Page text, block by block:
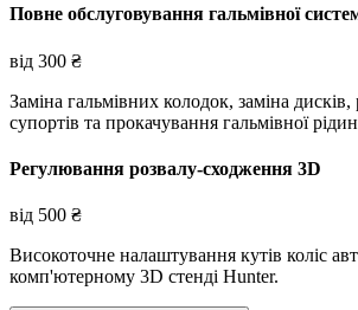
Повне обслуговування гальмівної
від 300 ₴
Заміна гальмівних колодок, заміна дисків,
супортів та прокачування гальмівної
Регулювання розвалу-сходження 3D
від 500 ₴
Високоточне налаштування кутів коліс
комп'ютерному 3D стенді Hunter.